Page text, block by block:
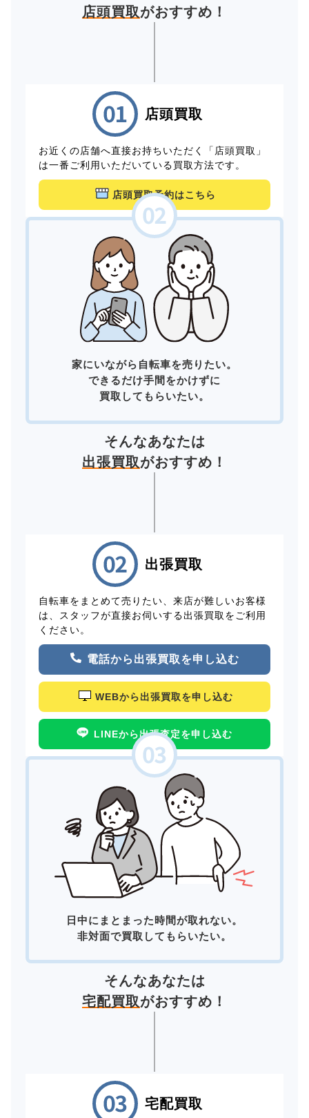
店頭買取がおすすめ！
店頭買取
お近くの店舗へ直接お持ちいただく「店頭買取」
は一番ご利用いただいている買取方法です。
店頭買取予約はこちら
家にいながら自転車を売りたい。
できるだけ手間をかけずに
買取してもらいたい。
そんなあなたは
出張買取がおすすめ！
出張買取
自転車をまとめて売りたい、来店が難しいお客様
は、スタッフが直接お伺いする出張買取をご利用
ください。
電話から出張買取を申し込む
WEBから出張買取を申し込む
LINEから出張査定を申し込む
日中にまとまった時間が取れない。
非対面で買取してもらいたい。
そんなあなたは
宅配買取がおすすめ！
宅配買取